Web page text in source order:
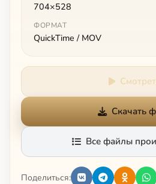
704×528
ФОРМАТ
QuickTime / MOV
Скачать
Все файлы
Поделиться: